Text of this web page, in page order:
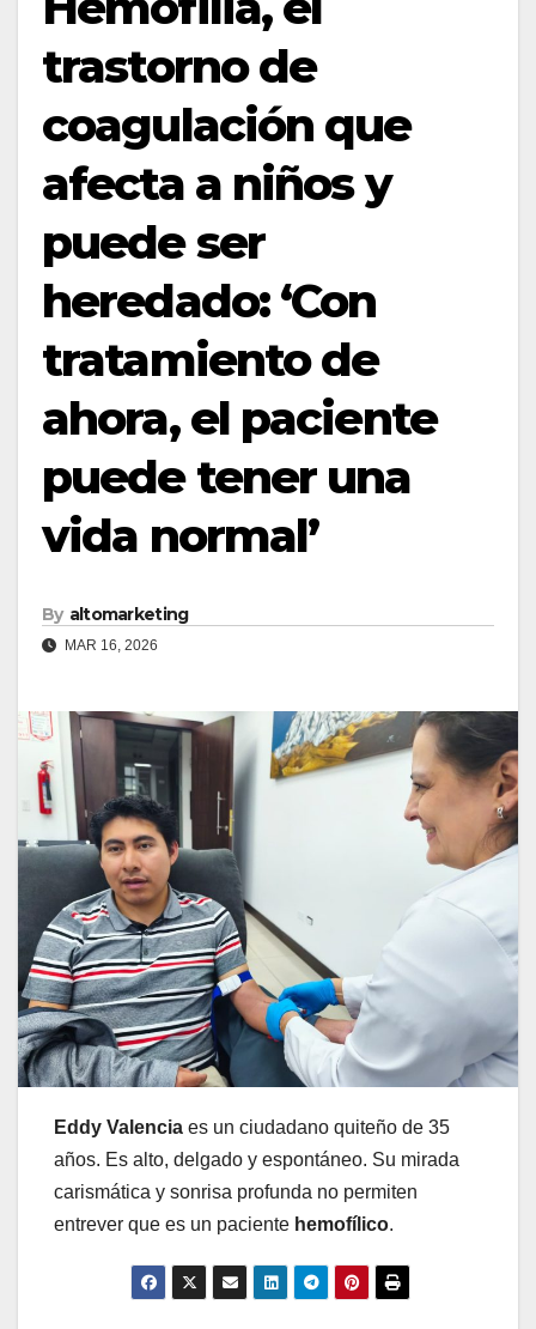
trastorno de
coagulación que
afecta a niños y
puede ser
heredado: ‘Con
tratamiento de
ahora, el paciente
puede tener una
vida normal’
By altomarketing
MAR 16, 2026
Eddy Valencia es un ciudadano quiteño de 35
años. Es alto, delgado y espontáneo. Su mirada
carismática y sonrisa profunda no permiten
entrever que es un paciente hemofílico.